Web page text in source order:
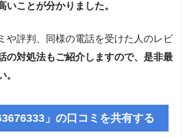
いことが分かりました。
や評判、同様の電話を受けた人のレビ
の対処法もご紹介しますので、是非最
。
」の口コミを共有する